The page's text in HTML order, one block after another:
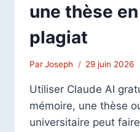
une thèse
plagiat
ParJoseph 29 juin 2026
Utiliser Claude AI
mémoire, une thèse
universitaire peut